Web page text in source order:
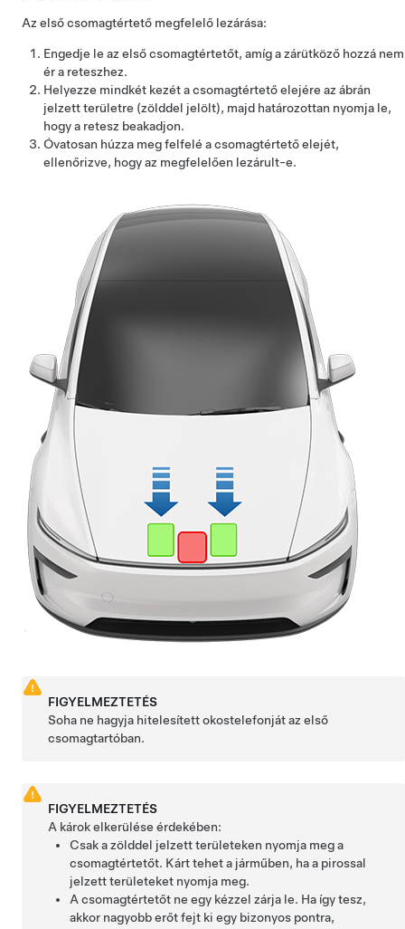
Az első csomagtértető megfelelő lezárása:
Engedje le az első csomagtértetőt, amíg a zárütköző hozzá nem
ér a reteszhez.
Helyezze mindkét kezét a csomagtértető elejére az ábrán
jelzett területre (zölddel jelölt), majd határozottan nyomja le,
hogy a retesz beakadjon.
Óvatosan húzza meg felfelé a csomagtértető elejét,
ellenőrizve, hogy az megfelelően lezárult-e.
FIGYELMEZTETÉS
Soha ne hagyja hitelesített okostelefonját az első
csomagtartóban.
FIGYELMEZTETÉS
A károk elkerülése érdekében:
Csak a zölddel jelzett területeken nyomja meg a
csomagtértetőt. Kárt tehet a járműben, ha a pirossal
jelzett területeket nyomja meg.
A csomagtértetőt ne egy kézzel zárja le. Ha így tesz,
akkor nagyobb erőt fejt ki egy bizonyos pontra,